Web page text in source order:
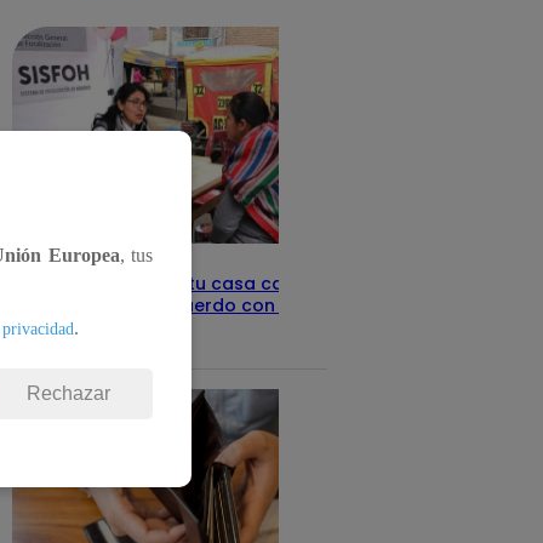
detalles
Revisa con tu DNI si tu casa califica
como pobre, de acuerdo con el Sisfoh
Europea, tus
.
Rechazar